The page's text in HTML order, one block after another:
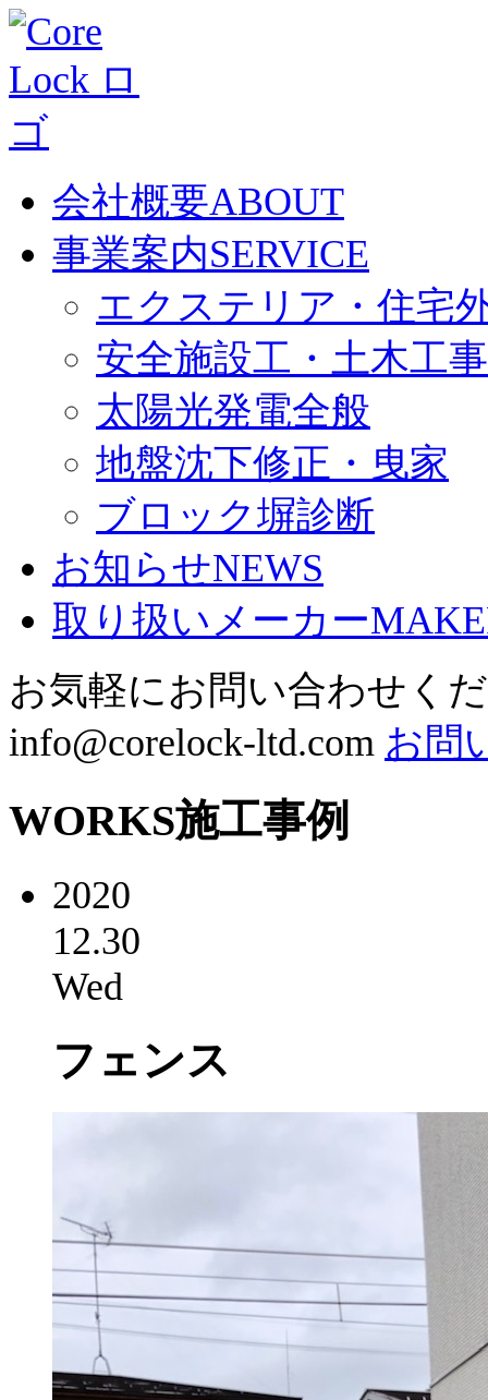
会社概要ABOUT
事業案内SERVICE
エクステリア・住宅
安全施設工・土木工事
太陽光発電全般
地盤沈下修正・曳家
ブロック塀診断
お知らせNEWS
取り扱いメーカー
お気軽にお問い合わせく
info@corelock-ltd.com お問
WORKS施工事例
2020
12.30
Wed
フェンス